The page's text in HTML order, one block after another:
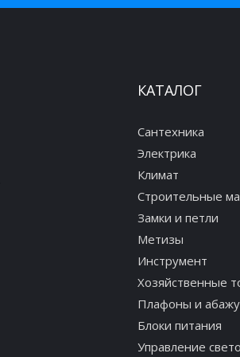
КАТАЛОГ
Сантехника
Электрика
Климат
Строительные
Замки и петли
Метизы
Инструмент
Хозяйственные
Плафоны и
Блоки питания
Управление